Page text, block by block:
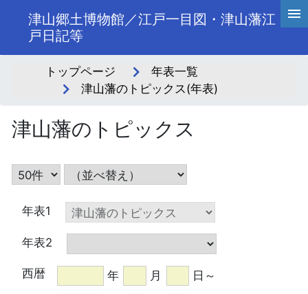
津山郷土博物館／江戸一目図・津山藩江
戸日記等
トップページ
年表一覧
津山藩のトピックス(年表)
津山藩のトピックス
年表1
年表2
西暦 年 月 日 ～